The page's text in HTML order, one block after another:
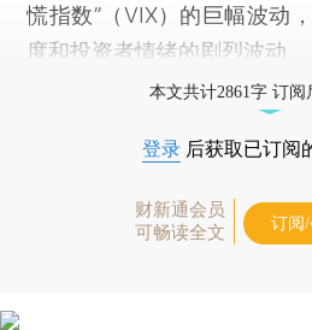
慌指数”（VIX）的巨幅波动
度和投资者情绪的剧烈波动。
本文共计2861字 订阅
登录 后获取已订阅
财新通会员
可畅读全文
订阅